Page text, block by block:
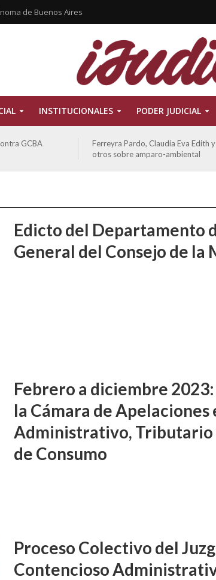
de Buenos Aires
INSTITUCIONALES PODER JUDICIAL
GCBA y
ATE contra GCBA sobre amparo
Edicto del Departamento
General del Consejo de la
Febrero a diciembre
la Cámara de
Administrativo, Tributario
de Consumo
Proceso Colectivo del
Contencioso